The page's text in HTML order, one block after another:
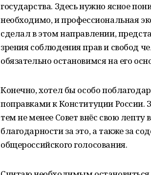
государства. Здесь нужно ясное
необходимо, и профессиональная
сделал в этом направлении,
зрения соблюдения прав и свобод
обязательно остановимся на его
Конечно, хотел бы особо
поправками к Конституции России.
тем не менее Совет внёс свою лепту
благодарности за это, а также за
общероссийского голосования.